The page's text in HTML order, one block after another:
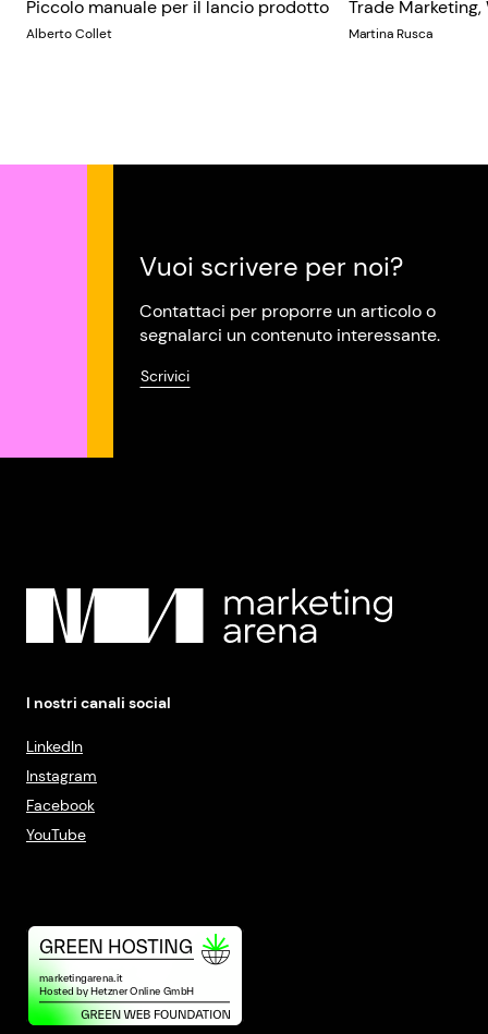
Piccolo manuale per il lancio prodotto
Alberto Collet
Trade Marketing,
Martina Rusca
Vuoi scrivere per noi?
Contattaci per proporre un articolo o
segnalarci un contenuto interessante.
Scrivici
I nostri canali social
LinkedIn
Instagram
Facebook
YouTube